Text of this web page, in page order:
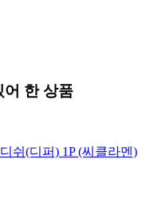
어 한 상품
쉬(디퍼) 1P (씨클라멘)